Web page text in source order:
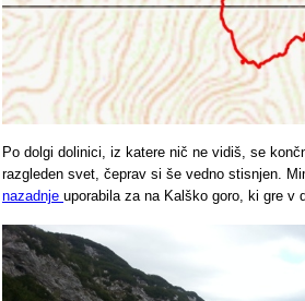
Po dolgi dolinici, iz katere nič ne vidiš, se
razgleden svet, čeprav si še vedno stisnjen.
nazadnje uporabila za na Kalško goro, ki gre v